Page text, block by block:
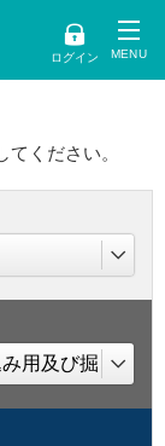
ログイン
ください。